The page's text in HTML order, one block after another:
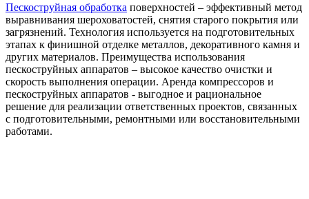
Пескоструйная обработка поверхностей – эффективный метод
выравнивания шероховатостей, снятия старого покрытия или
загрязнений. Технология используется на подготовительных
этапах к финишной отделке металлов, декоративного камня и
других материалов. Преимущества использования
пескоструйных аппаратов – высокое качество очистки и
скорость выполнения операции. Аренда компрессоров и
пескоструйных аппаратов - выгодное и рациональное
решение для реализации ответственных проектов, связанных
с подготовительными, ремонтными или восстановительными
работами.